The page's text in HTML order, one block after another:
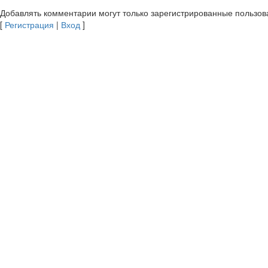
Добавлять комментарии могут только зарегистрированные
[ Регистрация | Вход ]